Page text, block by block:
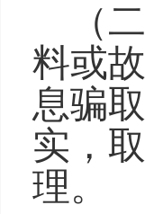
（
料或
息骗
实，
理。